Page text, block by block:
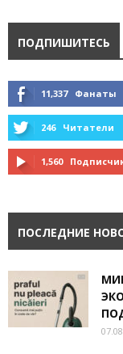
ПОДПИШИТЕСЬ
11,337 Фанаты
246 Читатели
1,560
ПОСЛЕДНИЕ